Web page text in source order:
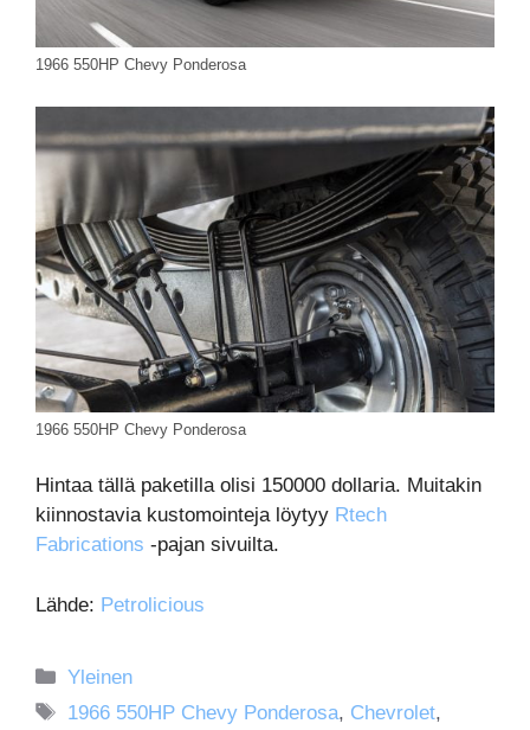
1966 550HP Chevy Ponderosa
1966 550HP Chevy Ponderosa
Hintaa tällä paketilla olisi 150000 dollaria. Muitakin
kiinnostavia kustomointeja löytyy Rtech
Fabrications -pajan sivuilta.
Lähde: Petrolicious
Kategoriat
Yleinen
Avainsanat
1966 550HP Chevy Ponderosa, Chevrolet,